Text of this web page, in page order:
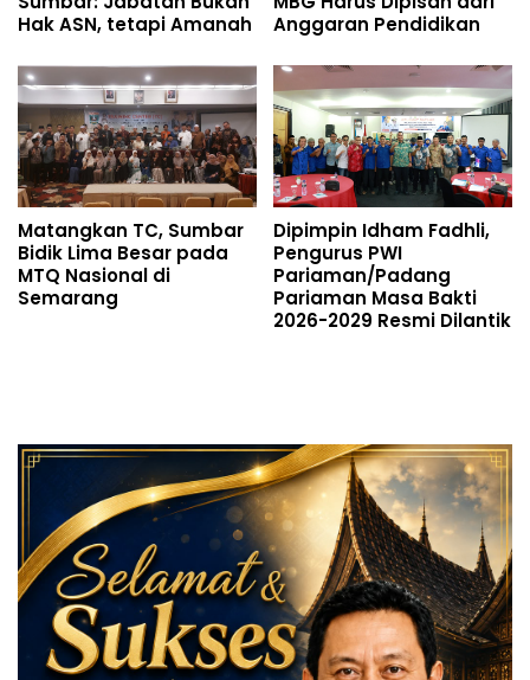
Hak ASN, tetapi Amanah
Anggaran Pendidikan
Matangkan TC, Sumbar
Bidik Lima Besar pada
MTQ Nasional di
Semarang
Dipimpin Idham Fadhli,
Pengurus PWI
Pariaman/Padang
Pariaman Masa Bakti
2026-2029 Resmi Dilantik